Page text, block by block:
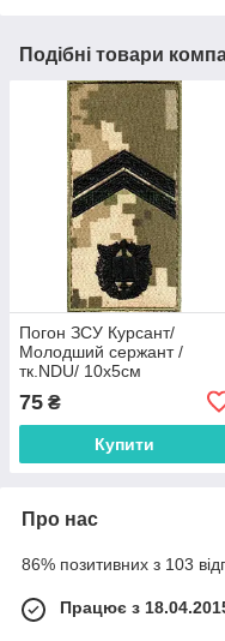
Подібні товари
Погон ЗСУ Курсант/
Молодший сержант /
тк.NDU/ 10х5см
75 ₴
Купити
Про нас
86% позитивних з 103
Працює з